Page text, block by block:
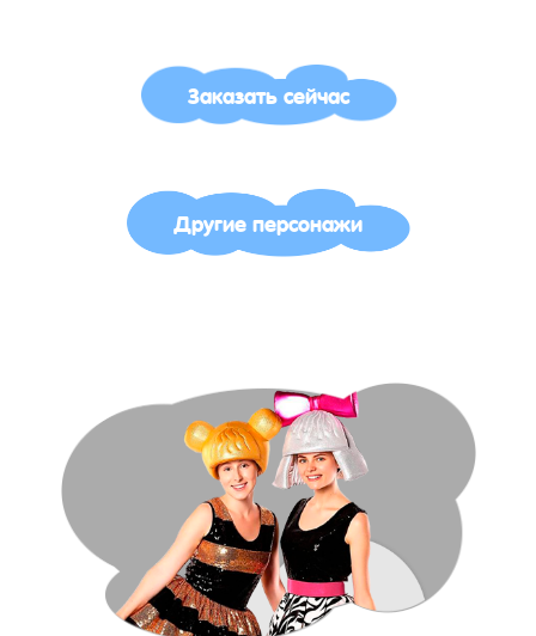
Заказать сейчас
Другие персонажи